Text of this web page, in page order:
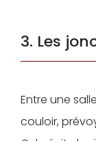
3. Les
Entre une
couloir,